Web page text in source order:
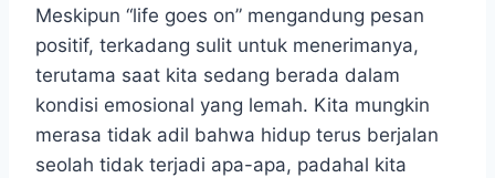
Meskipun “life goes on” mengandung pesan
positif, terkadang sulit untuk menerimanya,
terutama saat kita sedang berada dalam
kondisi emosional yang lemah. Kita mungkin
merasa tidak adil bahwa hidup terus berjalan
seolah tidak terjadi apa-apa, padahal kita